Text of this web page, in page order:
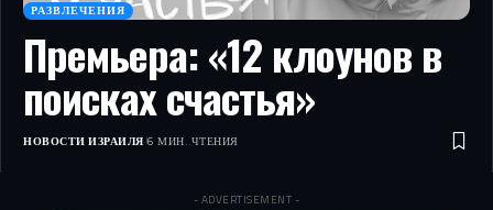
РАЗВЛЕЧЕНИЯ
Премьера: «12 клоунов в
поисках счастья»
НОВОСТИ ИЗРАИЛЯ 6 МИН. ЧТЕНИЯ
- ADVERTISEMENT -